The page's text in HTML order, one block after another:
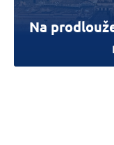
Na